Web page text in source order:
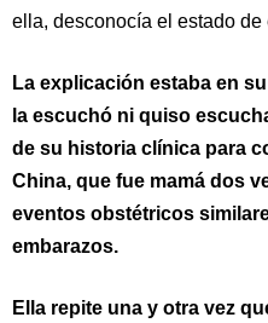
ella, desconocía el estado
La explicación estaba en
la escuchó ni quiso
de su historia clínica para
China, que fue mamá dos
eventos obstétricos
embarazos.
Ella repite una y otra vez